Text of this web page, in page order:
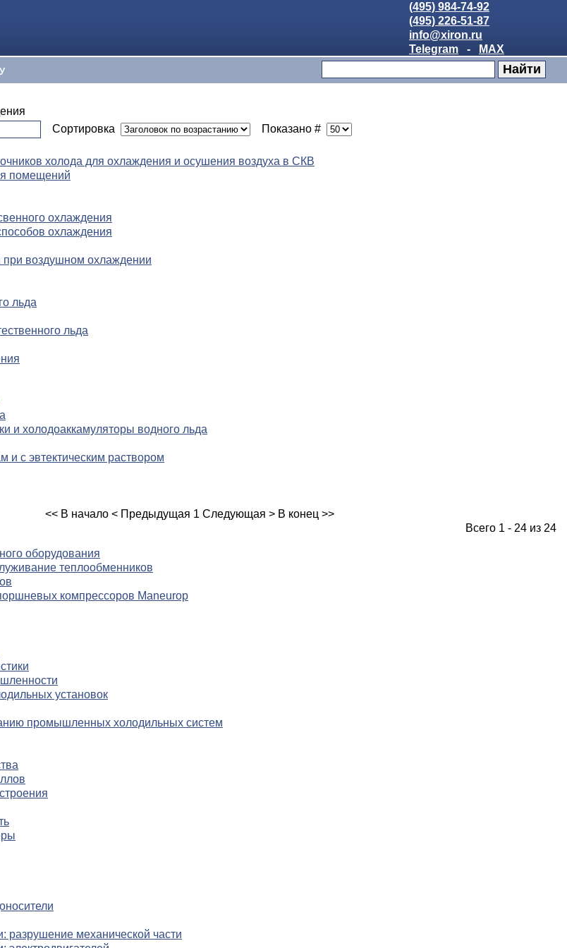
(495) 984-74-92
(495) 226-51-87
info@xiron.ru
Telegram
- MAX
Сортировка
Показано #
холода для охлаждения и осушения воздуха в СКВ
помещений
охлаждения
охлаждения
при воздушном охлаждении
льда
льда
и холодоаккамуляторы водного льда
и с эвтектическим раствором
<< В начало < Предыдущая 1 Следующая > В конец >>
Всего 1 - 24 из 24
оборудования
теплообменников
компрессоров Maneurop
установок
промышленных холодильных систем
разрушение механической части